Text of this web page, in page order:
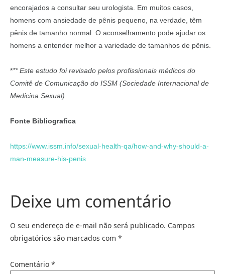
encorajados a consultar seu urologista. Em muitos casos,
homens com ansiedade de pênis pequeno, na verdade, têm
pênis de tamanho normal. O aconselhamento pode ajudar os
homens a entender melhor a variedade de tamanhos de pênis.
*** Este estudo foi revisado pelos profissionais médicos do
Comitê de Comunicação do ISSM (Sociedade Internacional de
Medicina Sexual)
Fonte Bibliografica
https://www.issm.info/sexual-health-qa/how-and-why-should-a-
man-measure-his-penis
Deixe um comentário
O seu endereço de e-mail não será publicado. Campos
obrigatórios são marcados com *
Comentário *